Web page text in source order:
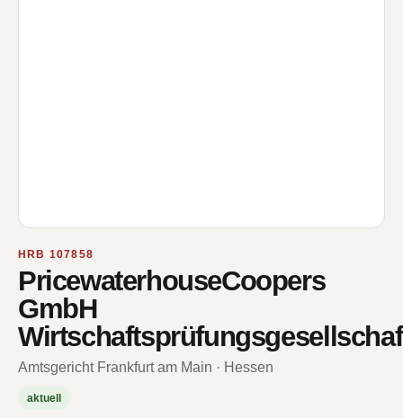
HRB 107858
PricewaterhouseCoopers
GmbH
Amtsgericht Frankfurt am Main · Hessen
aktuell